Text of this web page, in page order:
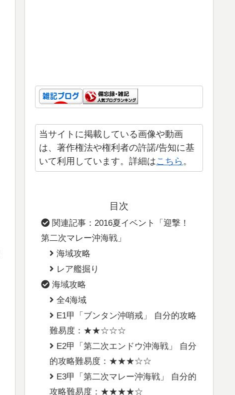
当サイトに掲載している画像や動画
は、著作権法や権利者の許諾/告知に基
いて利用しています。詳細はこちら 。
目次
関連記事：2016夏イベント「迎撃！
第二次マレー沖海戦」
海域攻略
レア艦掘り
海域攻略
全4海域
E1甲「ブンタン沖哨戒」 自分的攻略
難易度：★★☆☆☆
E2甲「第二次エンドウ沖海戦」 自分
的攻略難易度：★★★☆☆
E3甲「第二次マレー沖海戦」 自分的
攻略難易度：★★★★☆